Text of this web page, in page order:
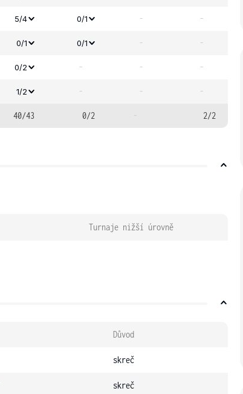
5/4 0/1 - -
0/1 0/1 - -
0/2 - - -
1/2 - - -
40/43 0/2 - 2/2
Turnaje nižší úrovně
Důvod
skreč
skreč